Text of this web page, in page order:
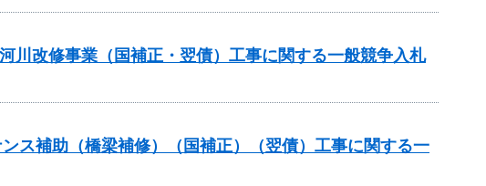
川改修事業（国補正・翌債）工事に関する一般競争入札
ス補助（橋梁補修）（国補正）（翌債）工事に関する一